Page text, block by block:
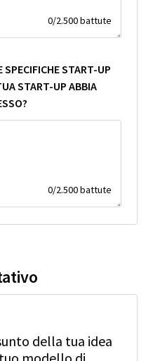
0/2.500battute
SPECIFICHE START-UP
START-UP ABBIA
0/2.500battute
della tua idea